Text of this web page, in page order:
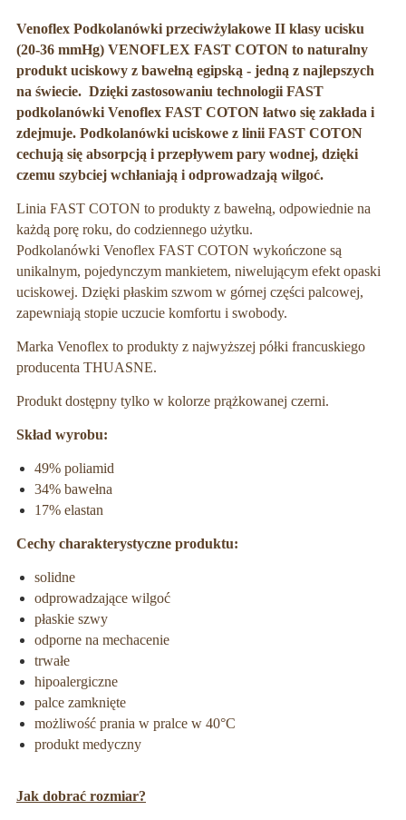
Venoflex Podkolanówki przeciwżylakowe II klasy ucisku
(20-36 mmHg) VENOFLEX FAST COTON to naturalny
produkt uciskowy z bawełną egipską - jedną z najlepszych
na świecie. Dzięki zastosowaniu technologii FAST
podkolanówki Venoflex FAST COTON łatwo się zakłada i
zdejmuje. Podkolanówki uciskowe z linii FAST COTON
cechują się absorpcją i przepływem pary wodnej, dzięki
czemu szybciej wchłaniają i odprowadzają wilgoć.
Linia FAST COTON to produkty z bawełną, odpowiednie na
każdą porę roku, do codziennego użytku.
Podkolanówki Venoflex FAST COTON wykończone są
unikalnym, pojedynczym mankietem, niwelującym efekt opaski
uciskowej. Dzięki płaskim szwom w górnej części palcowej,
zapewniają stopie uczucie komfortu i swobody.
Marka Venoflex to produkty z najwyższej półki francuskiego
producenta THUASNE.
Produkt dostępny tylko w kolorze prążkowanej czerni.
Skład wyrobu:
49% poliamid
34% bawełna
17% elastan
Cechy charakterystyczne produktu:
solidne
odprowadzające wilgoć
płaskie szwy
odporne na mechacenie
trwałe
hipoalergiczne
palce zamknięte
możliwość prania w pralce w 40°C
produkt medyczny
Jak dobrać rozmiar?